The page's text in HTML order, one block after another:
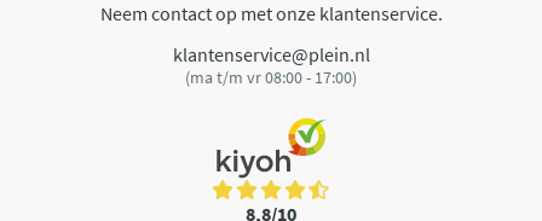
Neem contact op met onze klantenservice.
klantenservice@plein.nl
(ma t/m vr 08:00 - 17:00)
8,8/10